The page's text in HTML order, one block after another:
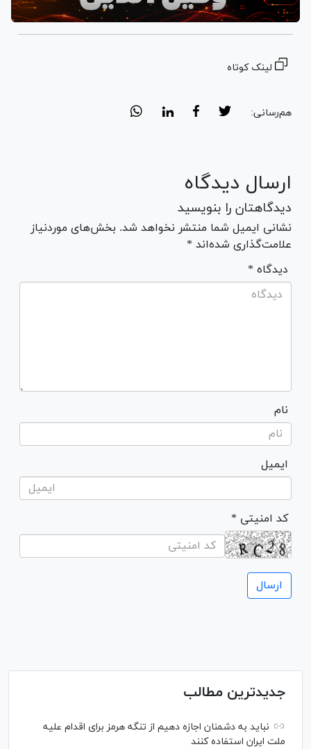
لینک کوتاه
هم‌رسانی:
ارسال دیدگاه
دیدگاهتان را بنویسید
نشانی ایمیل شما منتشر نخواهد شد. بخش‌های موردنیاز
علامت‌گذاری شده‌اند *
* دیدگاه
نام
ایمیل
* کد امنیتی
جدیدترین مطالب
نباید به دشمنان اجازه دهیم از تنگه هرمز برای اقدام علیه
ملت ایران استفاده کنند